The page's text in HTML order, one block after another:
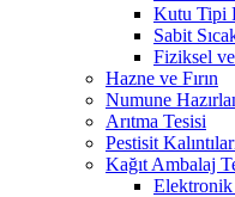
Kutu Tipi
Sabit
Fiziksel
Hazne ve Fırın
Numune
Arıtma Tesisi
Pestisit
Kağıt Ambalaj
Elektronik